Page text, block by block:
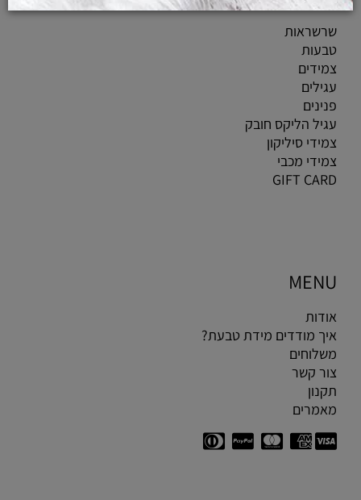
שרשראות
טבעות
צמידים
עגילים
פנינים
עגיל הליקס חובק
צמידי סיליקון
צמידי מכבי
GIFT CARD
MENU
אודות
איך מודדים מידת טבעת?
משלוחים
צור קשר
תקנון
מאמרים